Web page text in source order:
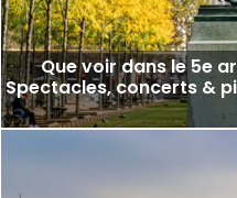
Que voir dans le 5e
Spectacles, concerts &